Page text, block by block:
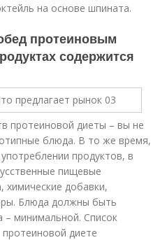
на основе шпината.
протеиновым
содержится
протеиновой диеты – вы не
блюда. В то же время,
продуктов, в
пищевые
химические добавки,
Блюда должны быть
минимальной. Список
диете